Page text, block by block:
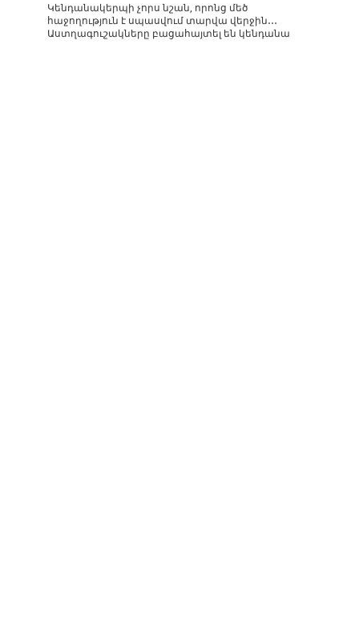
Կենդանակերպի չորս նշան, որոնց մեծ
հաջողություն է սպասվում տարվա վերջին․․․
Աստղագուշակները բացահայտել են կենդանա